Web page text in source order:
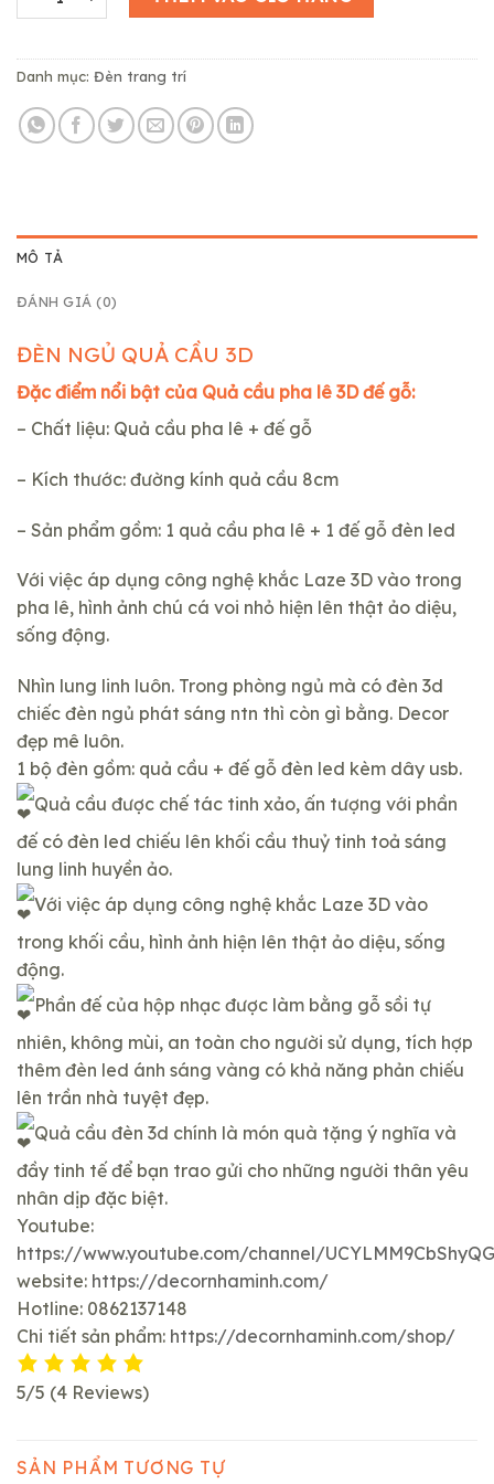
235,000₫.là:
200,000₫.
Danh mục: Đèn trang trí
MÔ TẢ
ĐÁNH GIÁ (0)
ĐÈN NGỦ QUẢ CẦU 3D
Đặc điểm nổi bật của Quả cầu pha lê 3D đế gỗ:
– Chất liệu: Quả cầu pha lê + đế gỗ
– Kích thước: đường kính quả cầu 8cm
– Sản phẩm gồm: 1 quả cầu pha lê + 1 đế gỗ đèn led
Với việc áp dụng công nghệ khắc Laze 3D vào trong
pha lê, hình ảnh chú cá voi nhỏ hiện lên thật ảo diệu,
sống động.
Nhìn lung linh luôn. Trong phòng ngủ mà có đèn 3d
chiếc đèn ngủ phát sáng ntn thì còn gì bằng. Decor
đẹp mê luôn.
1 bộ đèn gồm: quả cầu + đế gỗ đèn led kèm dây usb.
Quả cầu được chế tác tinh xảo, ấn tượng với phần
đế có đèn led chiếu lên khối cầu thuỷ tinh toả sáng
lung linh huyền ảo.
Với việc áp dụng công nghệ khắc Laze 3D vào
trong khối cầu, hình ảnh hiện lên thật ảo diệu, sống
động.
Phần đế của hộp nhạc được làm bằng gỗ sồi tự
nhiên, không mùi, an toàn cho người sử dụng, tích hợp
thêm đèn led ánh sáng vàng có khả năng phản chiếu
lên trần nhà tuyệt đẹp.
Quả cầu đèn 3d chính là món quà tặng ý nghĩa và
đầy tinh tế để bạn trao gửi cho những người thân yêu
nhân dịp đặc biệt.
Youtube:
https://www.youtube.com/channel/
website: https://decornhaminh.com/
Hotline: 0862137148
Chi tiết sản phẩm: https://decornhaminh.com/shop/
5/5 (4 Reviews)
SẢN PHẨM TƯƠNG TỰ